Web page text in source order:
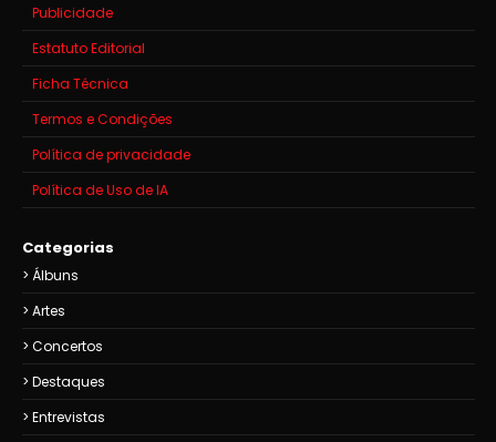
Publicidade
Estatuto Editorial
Ficha Técnica
Termos e Condições
Política de privacidade
Política de Uso de IA
Categorias
Álbuns
Artes
Concertos
Destaques
Entrevistas